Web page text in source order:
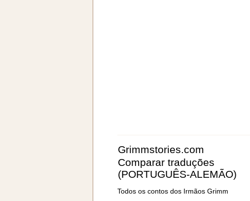
Grimmstories.com
Comparar traduções
(PORTUGUÊS-ALEMÃO)
Todos os contos dos Irmãos Grimm